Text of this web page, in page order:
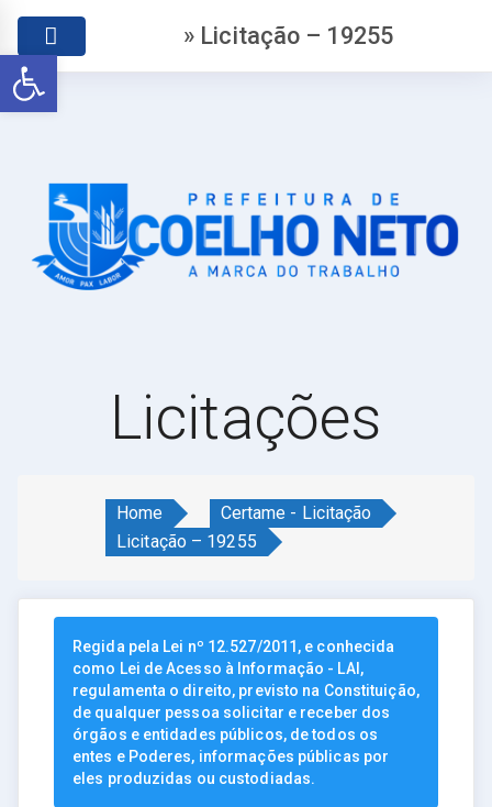
» Licitação – 19255
Licitações
Home
Certame - Licitação
Licitação – 19255
Regida pela Lei nº 12.527/2011, e conhecida
como Lei de Acesso à Informação - LAI,
regulamenta o direito, previsto na Constituição,
de qualquer pessoa solicitar e receber dos
órgãos e entidades públicos, de todos os
entes e Poderes, informações públicas por
eles produzidas ou custodiadas.
Abrir a barra de ferramentas